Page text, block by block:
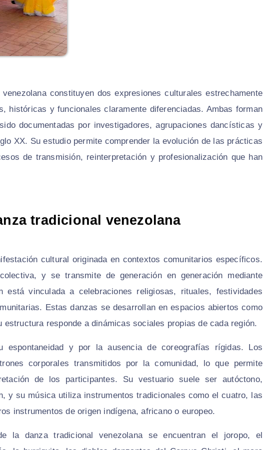
constituyen dos expresiones culturales estrechamente
históricas y funcionales claramente diferenciadas. Ambas forman
documentadas por investigadores, agrupaciones dancísticas y
XX. Su estudio permite comprender la evolución de las prácticas
de transmisión, reinterpretación y profesionalización que han
tradicional venezolana
cultural originada en contextos comunitarios específicos.
y se transmite de generación en generación mediante
vinculada a celebraciones religiosas, rituales, festividades
Estas danzas se desarrollan en espacios abiertos como
responde a dinámicas sociales propias de cada región.
espontaneidad y por la ausencia de coreografías rígidas. Los
corporales transmitidos por la comunidad, lo que permite
de los participantes. Su vestuario suele ser autóctono,
y su música utiliza instrumentos tradicionales como el cuatro, las
instrumentos de origen indígena, africano o europeo.
la danza tradicional venezolana se encuentran el joropo, el